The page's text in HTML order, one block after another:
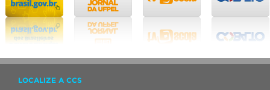
LOCALIZE A CCS